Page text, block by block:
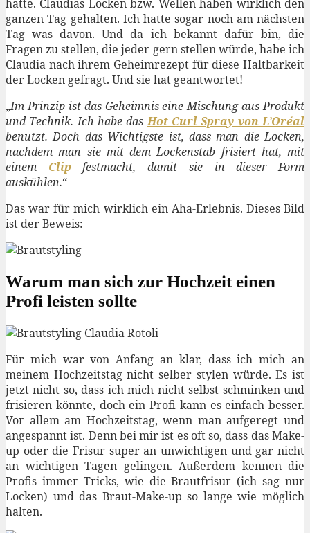
hatte. Claudias Locken bzw. Wellen haben wirklich den
ganzen Tag gehalten. Ich hatte sogar noch am nächsten
Tag was davon. Und da ich bekannt dafür bin, die
Fragen zu stellen, die jeder gern stellen würde, habe ich
Claudia nach ihrem Geheimrezept für diese Haltbarkeit
der Locken gefragt. Und sie hat geantwortet!
„Im Prinzip ist das Geheimnis eine Mischung aus Produkt
und Technik. Ich habe dasHot Curl Spray von L’Oréal
benutzt. Doch das Wichtigste ist, dass man die Locken,
nachdem man sie mit dem Lockenstab frisiert hat, mit
einem Clipfestmacht, damit sie in dieser Form
auskühlen.“
Das war für mich wirklich ein Aha-Erlebnis. Dieses Bild
ist der Beweis:
Warum man sich zur Hochzeit einen
Profi leisten sollte
Für mich war von Anfang an klar, dass ich mich an
meinem Hochzeitstag nicht selber stylen würde. Es ist
jetzt nicht so, dass ich mich nicht selbst schminken und
frisieren könnte, doch ein Profi kann es einfach besser.
Vor allem am Hochzeitstag, wenn man aufgeregt und
angespannt ist. Denn bei mir ist es oft so, dass das Make-
up oder die Frisur super an unwichtigen und gar nicht
an wichtigen Tagen gelingen. Außerdem kennen die
Profis immer Tricks, wie die Brautfrisur (ich sag nur
Locken) und das Braut-Make-up so lange wie möglich
halten.